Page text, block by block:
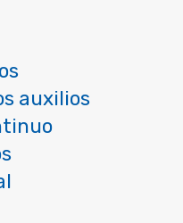
auxilios